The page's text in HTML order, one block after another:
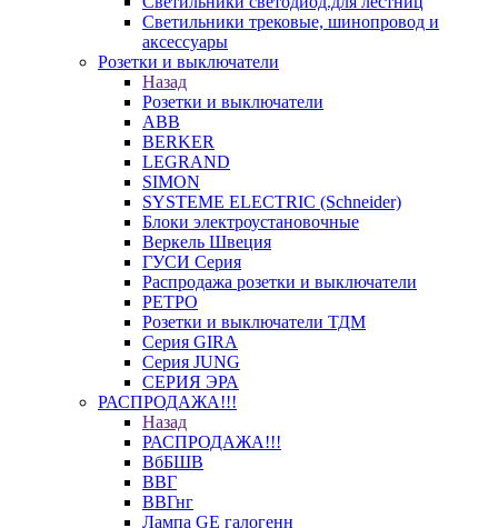
Светильники трековые, шинопровод и
аксессуары
Розетки и выключатели
Назад
Розетки и выключатели
ABB
BERKER
LEGRAND
SIMON
SYSTEME ELECTRIC (Schneider)
Блоки электроустановочные
Веркель Швеция
ГУСИ Серия
Распродажа розетки и выключатели
РЕТРО
Розетки и выключатели ТДМ
Серия GIRA
Серия JUNG
СЕРИЯ ЭРА
РАСПРОДАЖА!!!
Назад
РАСПРОДАЖА!!!
ВбБШВ
ВВГ
ВВГнг
Лампа GE галогенн